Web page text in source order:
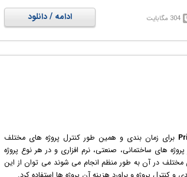
خواهیم داشت. قابل ذکر است که این نرم افزار مشخص می کند
چه زمانی باید شروع شوند و در چه زمانی خاتمه یابند. از
مدیریت صنعتی و مهندسی صنایع استفاده زیادی می شود.
304 مگابایت ادامه / دانلود
برای زمان بندی و همین طور کنترل پروژه های مختلف
های ساختمانی، صنعتی، نرم افزاری و در هر نوع پروژه
مختلف در آن به طور منظم انجام می شوند می توان از این